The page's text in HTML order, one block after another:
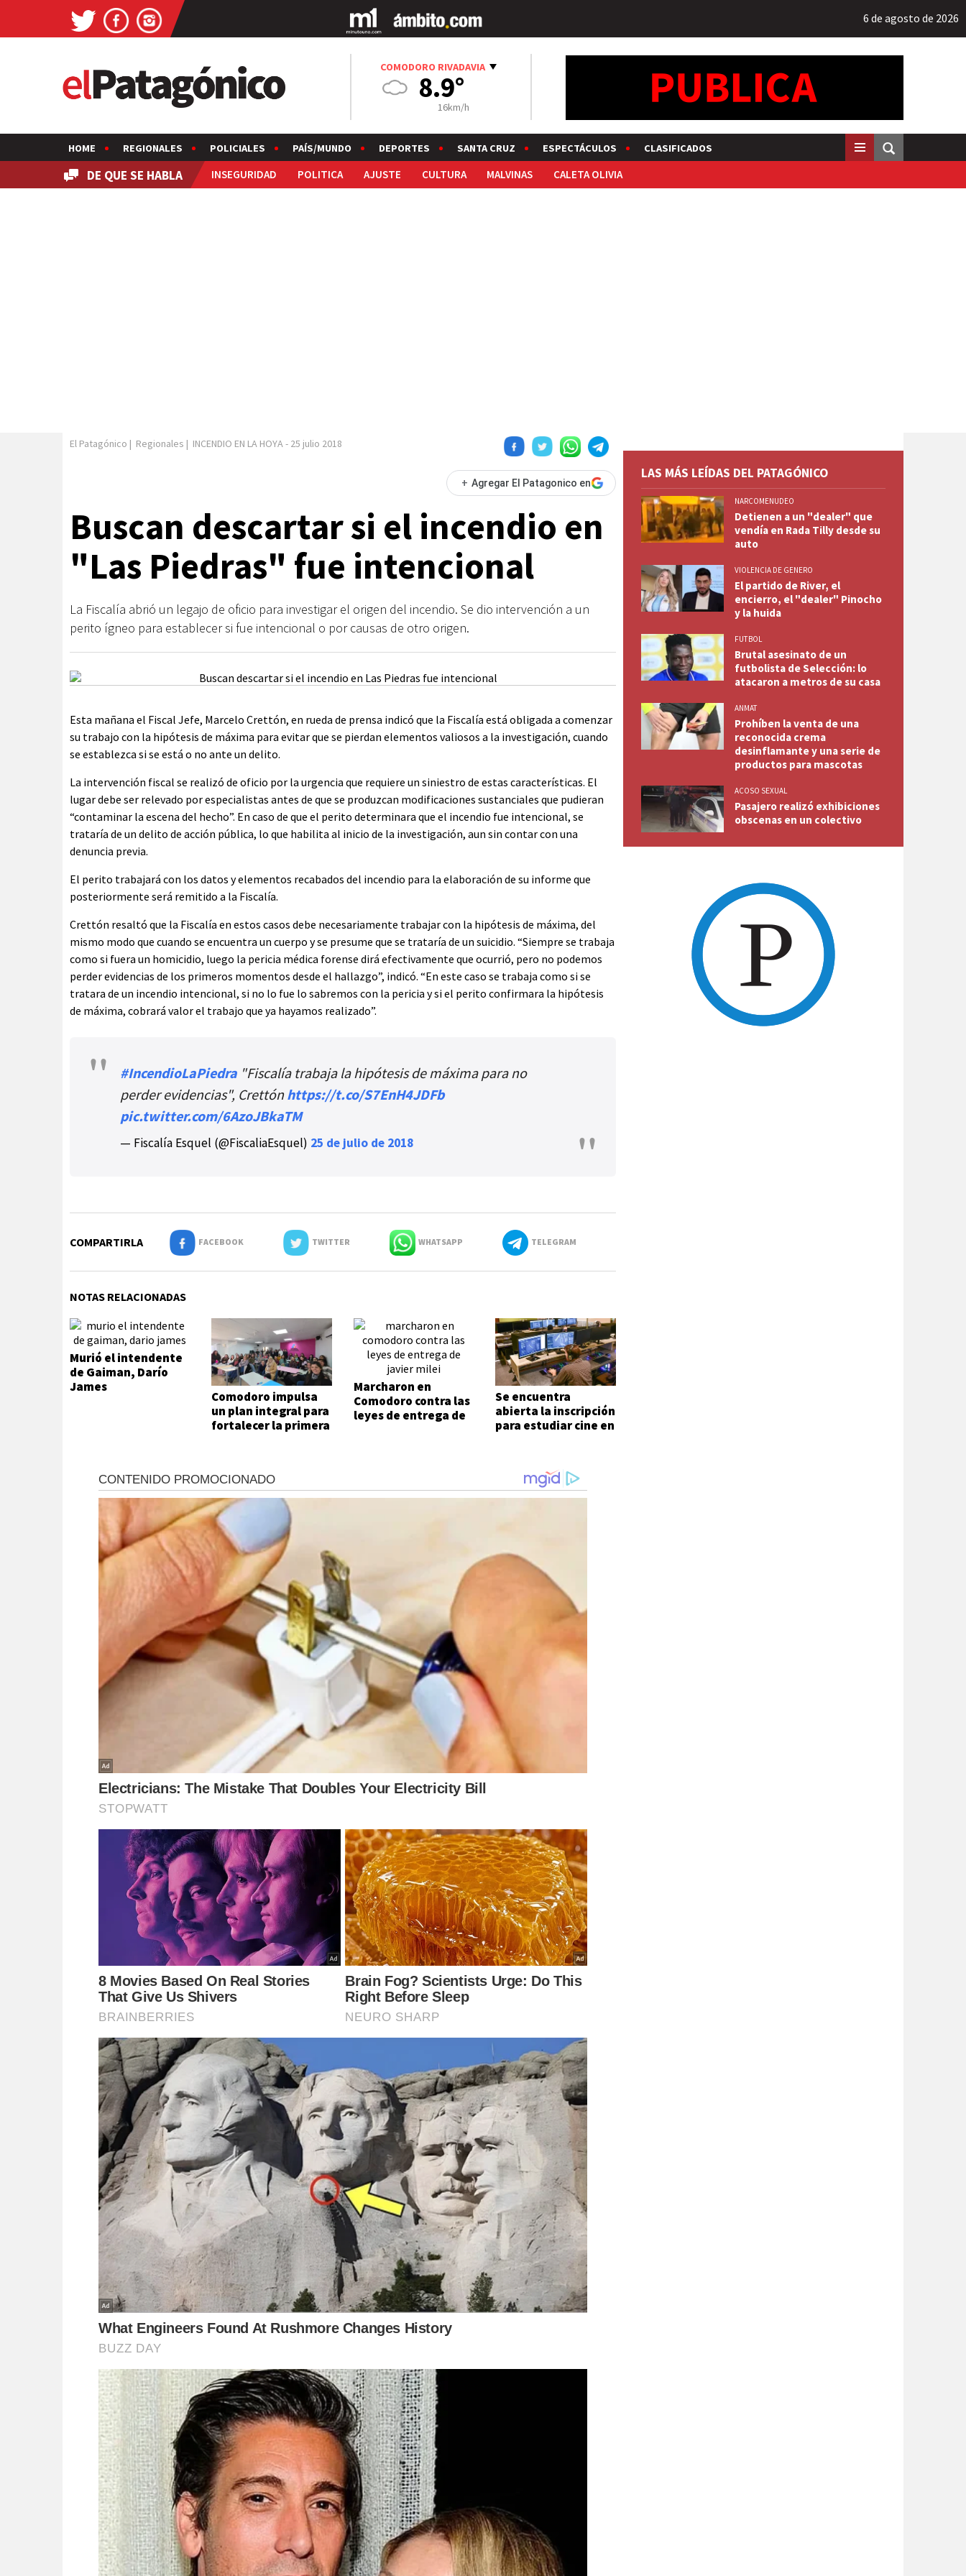
6 de agosto de 2026
COMODORO RIVADAVIA
8.9°
16km/h
HOME REGIONALES POLICIALES PAÍS/MUNDO DEPORTES SANTA CRUZ ESPECTÁCULOS CLASIFICADOS
DE QUE SE HABLA INSEGURIDAD POLITICA AJUSTE CULTURA MALVINAS CALETA OLIVIA
El Patagónico | Regionales | INCENDIO EN LA HOYA- 25 julio 2018
+ Agregar El Patagonico en
Buscan descartar si el incendio en
"Las Piedras" fue intencional
La Fiscalía abrió un legajo de oficio para investigar el origen del incendio. Se dio intervención a un
perito ígneo para establecer si fue intencional o por causas de otro origen.
Esta mañana el Fiscal Jefe, Marcelo Crettón, en rueda de prensa indicó que la Fiscalía está obligada a comenzar
su trabajo con la hipótesis de máxima para evitar que se pierdan elementos valiosos a la investigación, cuando
se establezca si se está o no ante un delito.
La intervención fiscal se realizó de oficio por la urgencia que requiere un siniestro de estas características. El
lugar debe ser relevado por especialistas antes de que se produzcan modificaciones sustanciales que pudieran
“contaminar la escena del hecho”. En caso de que el perito determinara que el incendio fue intencional, se
trataría de un delito de acción pública, lo que habilita al inicio de la investigación, aun sin contar con una
denuncia previa.
El perito trabajará con los datos y elementos recabados del incendio para la elaboración de su informe que
posteriormente será remitido a la Fiscalía.
Crettón resaltó que la Fiscalía en estos casos debe necesariamente trabajar con la hipótesis de máxima, del
mismo modo que cuando se encuentra un cuerpo y se presume que se trataría de un suicidio. “Siempre se trabaja
como si fuera un homicidio, luego la pericia médica forense dirá efectivamente que ocurrió, pero no podemos
perder evidencias de los primeros momentos desde el hallazgo”, indicó. “En este caso se trabaja como si se
tratara de un incendio intencional, si no lo fue lo sabremos con la pericia y si el perito confirmara la hipótesis
de máxima, cobrará valor el trabajo que ya hayamos realizado”.
#IncendioLaPiedra "Fiscalía trabaja la hipótesis de máxima para no
perder evidencias", Crettónhttps://t.co/S7EnH4JDFb
pic.twitter.com/6AzoJBkaTM
— Fiscalía Esquel (@FiscaliaEsquel) 25 de julio de 2018
COMPARTIRLA FACEBOOK TWITTER WHATSAPP TELEGRAM
NOTAS RELACIONADAS
Murió el intendente
de Gaiman, Darío
James
Comodoro impulsa
un plan integral para
fortalecer la primera
Marcharon en
Comodoro contra las
leyes de entrega de
Se encuentra
abierta la inscripción
para estudiar cine en
LAS MÁS LEÍDAS DEL PATAGÓNICO
NARCOMENUDEO
Detienen a un "dealer" que
vendía en Rada Tilly desde su
auto
VIOLENCIA DE GENERO
El partido de River, el
encierro, el "dealer" Pinocho
y la huida
FUTBOL
Brutal asesinato de un
futbolista de Selección: lo
atacaron a metros de su casa
ANMAT
Prohíben la venta de una
reconocida crema
desinflamante y una serie de
productos para mascotas
ACOSO SEXUAL
Pasajero realizó exhibiciones
obscenas en un colectivo